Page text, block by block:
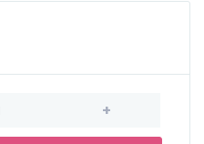
+